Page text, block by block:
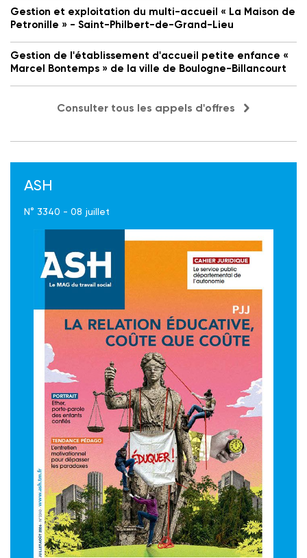
Gestion et exploitation du multi-accueil « La Maison de
Petronille » - Saint-Philbert-de-Grand-Lieu
Gestion de l'établissement d'accueil petite enfance «
Marcel Bontemps » de la ville de Boulogne-Billancourt
Consulter tous les appels d'offres
ASH
N° 3340 - 08 juillet